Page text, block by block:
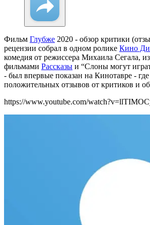
Фильм Глубже 2020 - обзор критики
рецензии собрал в одном ролике Кино
комедия от режиссера Михаила Сегала,
фильмами Рассказы и “Слоны могут
- был впервые показан на Кинотавре -
положительных отзывов от критиков и
https://www.youtube.com/